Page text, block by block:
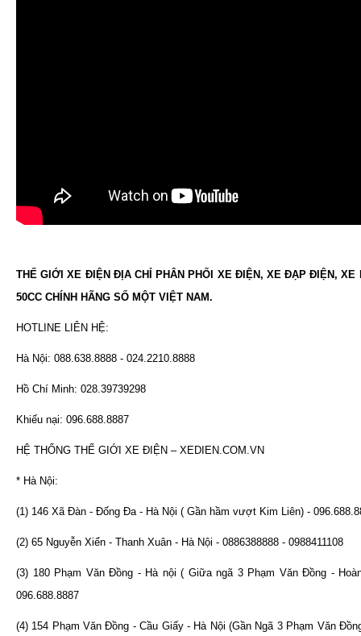
THẾ GIỚI XE ĐIỆN ĐỊA CHỈ PHÂN PHỐI XE ĐIỆN, XE ĐẠP ĐIỆN, XE
50CC CHÍNH HÃNG SỐ MỘT VIỆT NAM.
HOTLINE LIÊN HỆ:
Hà Nội: 088.638.8888 - 024.2210.8888
Hồ Chí Minh: 028.39739298
Khiếu nại: 096.688.8887
HỆ THỐNG THẾ GIỚI XE ĐIỆN – XEDIEN.COM.VN
* Hà Nội:
(1) 146 Xã Đàn - Đống Đa - Hà Nội ( Gần hầm vượt Kim Liên) -
(2) 65 Nguyễn Xiển - Thanh Xuân - Hà Nội - 0886388888 - 0988411108
(3) 180 Phạm Văn Đồng - Hà nội ( Giữa ngã 3 Phạm Văn Đồng -
096.688.8887
(4) 154 Phạm Văn Đồng - Cầu Giấy - Hà Nội (Gần Ngã 3 Phạm Văn